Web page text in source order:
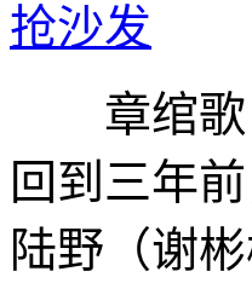
抢沙发
章绾歌（
回到三年
陆野（谢